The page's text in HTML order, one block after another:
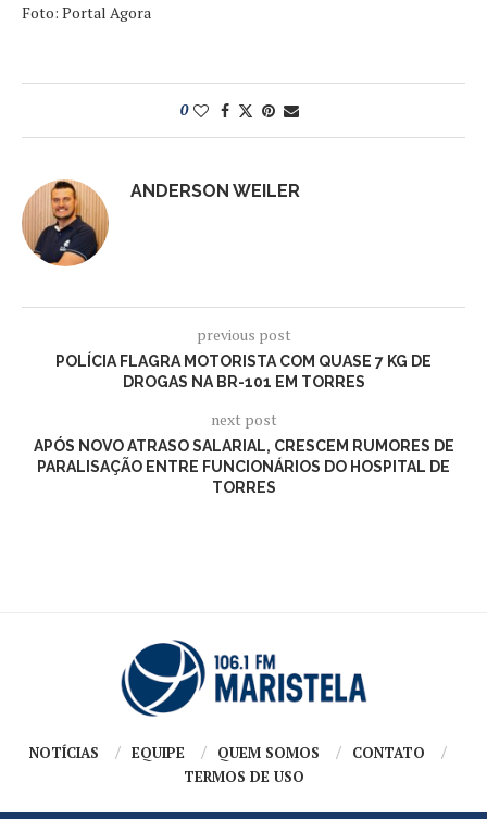
Foto: Portal Agora
0
ANDERSON WEILER
previous post
POLÍCIA FLAGRA MOTORISTA COM QUASE 7 KG DE
DROGAS NA BR-101 EM TORRES
next post
APÓS NOVO ATRASO SALARIAL, CRESCEM RUMORES DE
PARALISAÇÃO ENTRE FUNCIONÁRIOS DO HOSPITAL DE
TORRES
NOTÍCIAS EQUIPE QUEM SOMOS
CONTATO
TERMOS DE USO